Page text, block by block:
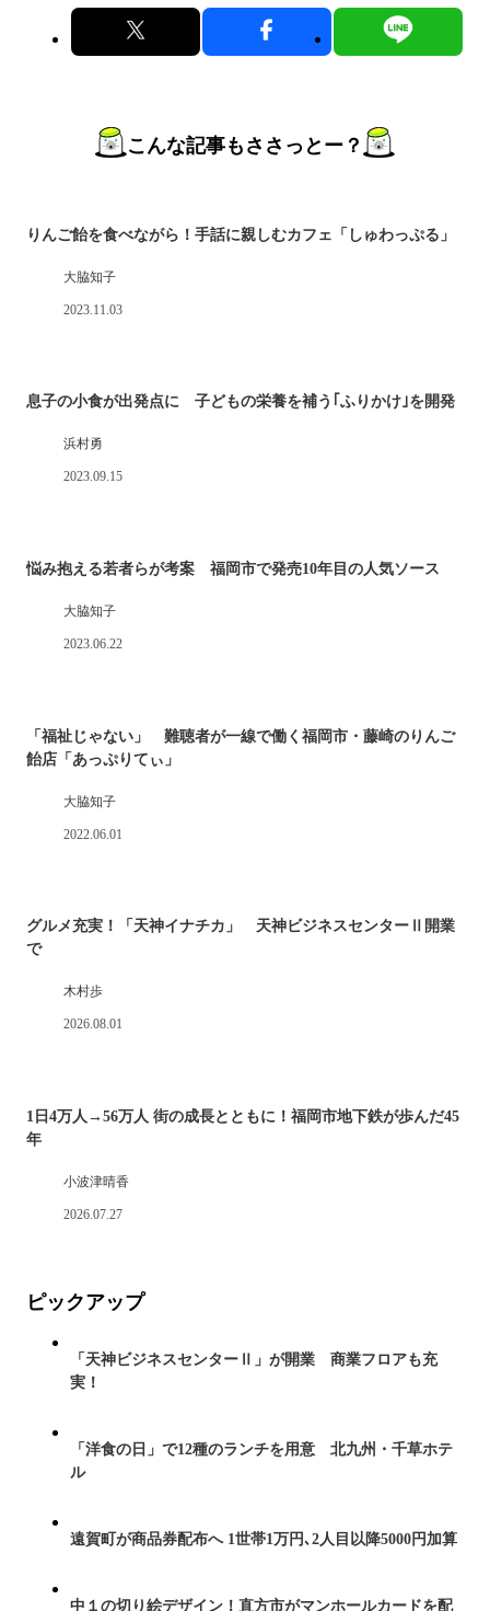
こんな記事もささっとー？
りんご飴を食べながら！手話に親しむカフェ「しゅわっぷる」
大脇知子
2023.11.03
息子の小食が出発点に 子どもの栄養を補う｢ふりかけ｣を開発
浜村勇
2023.09.15
悩み抱える若者らが考案 福岡市で発売10年目の人気ソース
大脇知子
2023.06.22
「福祉じゃない」 難聴者が一線で働く福岡市・藤崎のりんご
飴店「あっぷりてぃ」
大脇知子
2022.06.01
グルメ充実！「天神イナチカ」 天神ビジネスセンターⅡ開業
で
木村歩
2026.08.01
1日4万人→56万人 街の成長とともに！福岡市地下鉄が歩んだ45
年
小波津晴香
2026.07.27
ピックアップ
「天神ビジネスセンターⅡ」が開業 商業フロアも充
実！
「洋食の日」で12種のランチを用意 北九州・千草ホテ
ル
遠賀町が商品券配布へ 1世帯1万円､2人目以降5000円加算
中１の切り絵デザイン！直方市がマンホールカードを配